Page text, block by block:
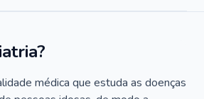
médica que estuda as doenças